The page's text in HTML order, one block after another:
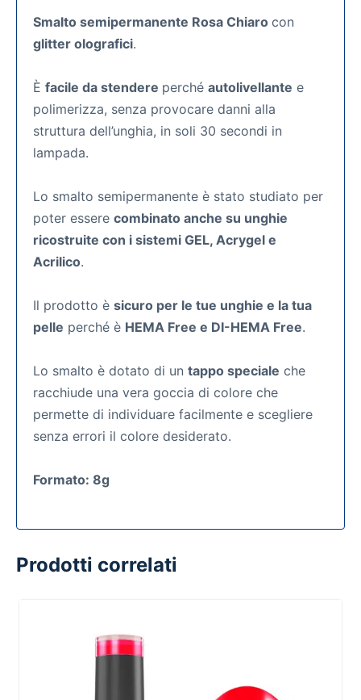
Smalto semipermanente Rosa Chiaro con
glitter olografici.
È facile da stendere perché autolivellante e
polimerizza, senza provocare danni alla
struttura dell’unghia, in soli 30 secondi in
lampada.
Lo smalto semipermanente è stato studiato per
poter essere combinato anche su unghie
ricostruite con i sistemi GEL, Acrygel e
Acrilico.
Il prodotto è sicuro per le tue unghie e la tua
pelle perché è HEMA Free e DI-HEMA Free.
Lo smalto è dotato di un tappo speciale che
racchiude una vera goccia di colore che
permette di individuare facilmente e scegliere
senza errori il colore desiderato.
Formato: 8g
Prodotti correlati